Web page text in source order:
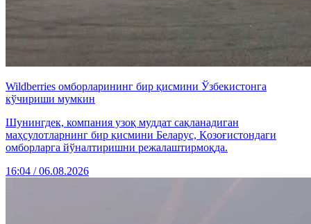
Wildberries омборларининг бир қисмини Ўзбекистонга
кўчириши мумкин
Шунингдек, компания узоқ муддат сақланадиган
маҳсулотларнинг бир қисмини Беларус, Қозоғистондаги
омборларга йўналтиришни режалаштирмоқда.
16:04 / 06.08.2026